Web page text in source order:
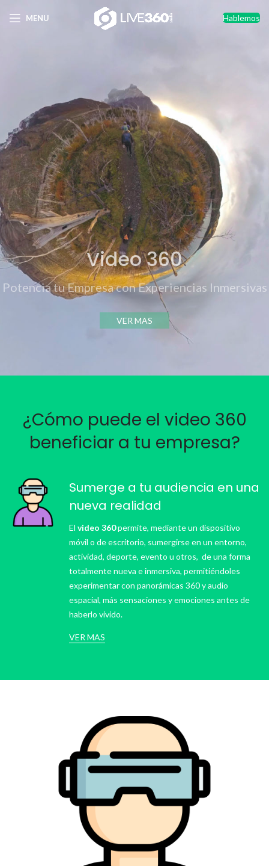
MENU Hablemos
Video 360
Potencia tu Empresa con Experiencias Inmersivas
VER MAS
¿Cómo puede el video 360
beneficiar a tu empresa?
Sumerge a tu audiencia en una
nueva realidad
El video 360permite, mediante un dispositivo
móvil o de escritorio, sumergirse en un entorno,
actividad, deporte, evento u otros, de una forma
totalmente nueva e inmersiva, permitiéndoles
experimentar con panorámicas 360 y audio
espacial, más sensaciones y emociones antes de
haberlo vivido.
VER MAS